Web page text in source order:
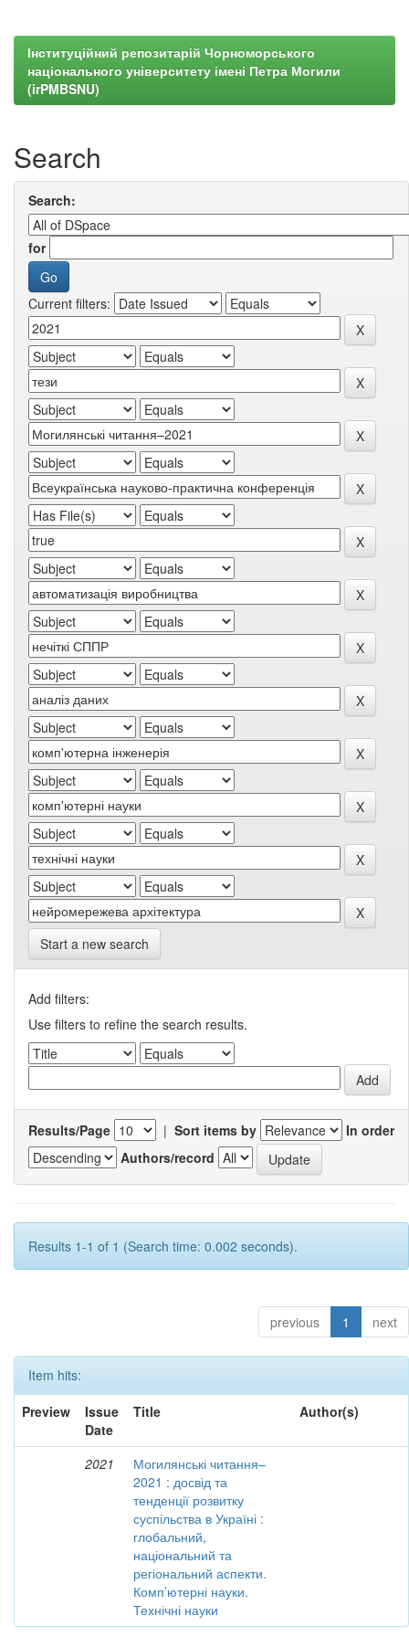
Інституційний репозитарій Чорноморського
національного університету імені Петра Могили
(irPMBSNU)
Search
Search:
for
Current filters:
Start a new search
Add filters:
Use filters to refine the search results.
Results/Page | Sort items by
In order
Authors/record
Results 1-1 of 1 (Search time: 0.002 seconds).
previous 1 next
Item hits:
Preview
Issue
Date
Title Author(s)
2021
Могилянські читання–
2021 : досвід та
тенденції розвитку
суспільства в Україні :
глобальний,
національний та
регіональний аспекти.
Комп’ютерні науки.
Технічні науки